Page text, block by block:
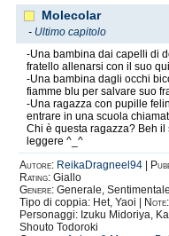
Molecolar
- Ultimo capitolo
-Una bambina dai capelli di
fratello allenarsi con il suo
-Una bambina dagli occhi
fiamme blu per salvare suo
-Una ragazza con pupille
entrare in una scuola
Chi è questa ragazza? Beh
leggere ^_^
Autore: ReikaDragneel94
Rating: Giallo
Genere: Generale, Sentimentale
Tipo di coppia: Het, Yaoi |
Note:
Personaggi: Izuku Midoriya,
Shouto Todoroki